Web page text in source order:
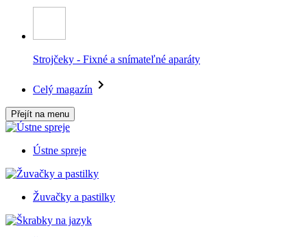
Strojčeky - Fixné a snímateľné aparáty
Celý magazín
Přejít na menu
Ústne spreje
Žuvačky a pastilky